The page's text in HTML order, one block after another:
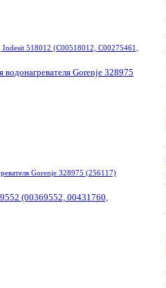
518012 (C00518012, C00275461,
Gorenje 328975 (256117)